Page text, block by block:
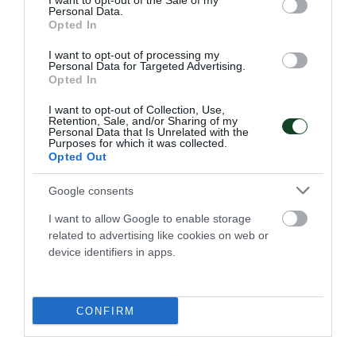
Personal Data.
Opted In
I want to opt-out of processing my
Personal Data for Targeted Advertising.
Opted In
I want to opt-out of Collection, Use,
Retention, Sale, and/or Sharing of my
Personal Data that Is Unrelated with the
Purposes for which it was collected.
Opted Out
Google consents
I want to allow Google to enable storage
related to advertising like cookies on web or
device identifiers in apps.
CONFIRM
ΑΣ ΝΙΚΗ ΛΕΥΚΑΔΑΣ – ΑΕΟ ΠΡΩΤΕΑΣ ΒΟΥΛΑΣ
ΓΑΣ ΕΥΝΙΚΟΣ – ΑΣ ΠΑΟΚ
ΠΑΝΑΘΛΗΤΙΚΟΣ ΑΕ ΣΥΚΕ – ΠΑΣ ΓΙΑΝΝΙΝΑ
ΑΟ ΕΛΕΥΘΕΡΙΑ ΜΟΣΧΑΤΟ – ΑΟ ΔΑΦΝΗ
ΑΓ.ΔΗΜΗΤΡΙΟ
ΓΣ ΕΣΠΕΡΙΔΕΣ ΚΑΛΛΙΘΕ – ΠΑΝΑΘΗΝΑΪΚΟΣ
ΟΛΥΜΠΙΑΚΟΣ ΣΦΠ – ΟΑ ΧΑΝΙΩΝ